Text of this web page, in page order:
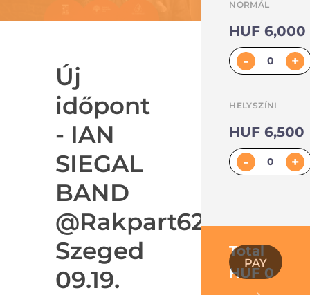
Új
időpont
- IAN
SIEGAL
BAND
@Rakpart62,
Szeged
09.19.
NORMÁL
HUF 6,000
- +
HELYSZÍNI
HUF 6,500
- +
Total
HUF 0
PAY